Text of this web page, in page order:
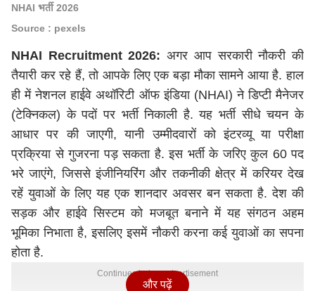
NHAI भर्ती 2026
Source : pexels
NHAI Recruitment 2026: अगर आप सरकारी नौकरी की
तैयारी कर रहे हैं, तो आपके लिए एक बड़ा मौका सामने आया है. हाल
ही में नेशनल हाईवे अथॉरिटी ऑफ इंडिया (NHAI) ने डिप्टी मैनेजर
(टेक्निकल) के पदों पर भर्ती निकाली है. यह भर्ती सीधे चयन के
आधार पर की जाएगी, यानी उम्मीदवारों को इंटरव्यू या परीक्षा
प्रक्रिया से गुजरना पड़ सकता है. इस भर्ती के जरिए कुल 60 पद
भरे जाएंगे, जिससे इंजीनियरिंग और तकनीकी क्षेत्र में करियर देख
रहें युवाओं के लिए यह एक शानदार अवसर बन सकता है. देश की
सड़क और हाईवे सिस्टम को मजबूत बनाने में यह संगठन अहम
भूमिका निभाता है, इसलिए इसमें नौकरी करना कई युवाओं का सपना
होता है.
Continues below advertisement
और पढ़ें